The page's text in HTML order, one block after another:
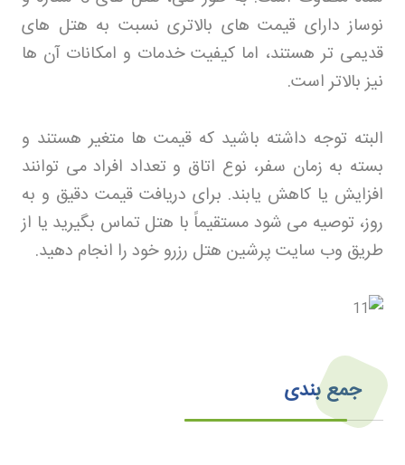
نوساز دارای قیمت‌ های بالاتری نسبت به هتل‌ های
قدیمی‌ تر هستند، اما کیفیت خدمات و امکانات آن‌ ها
نیز بالاتر است.
البته توجه داشته باشید که قیمت‌ ها متغیر هستند و
بسته به زمان سفر، نوع اتاق و تعداد افراد می‌ توانند
افزایش یا کاهش یابند. برای دریافت قیمت دقیق و به‌
روز، توصیه می‌ شود مستقیماً با هتل تماس بگیرید یا از
طریق وب سایت پرشین هتل رزرو خود را انجام دهید.
جمع‌ بندی